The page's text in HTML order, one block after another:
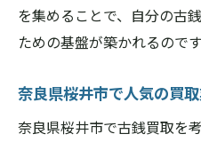
を集めることで、自分の古
ための基盤が築かれるのです
奈良県桜井市で人気の買
奈良県桜井市で古銭買取を